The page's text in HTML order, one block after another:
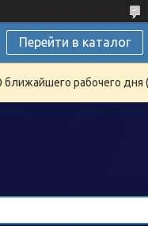
Перейти в каталог
рабочего дня